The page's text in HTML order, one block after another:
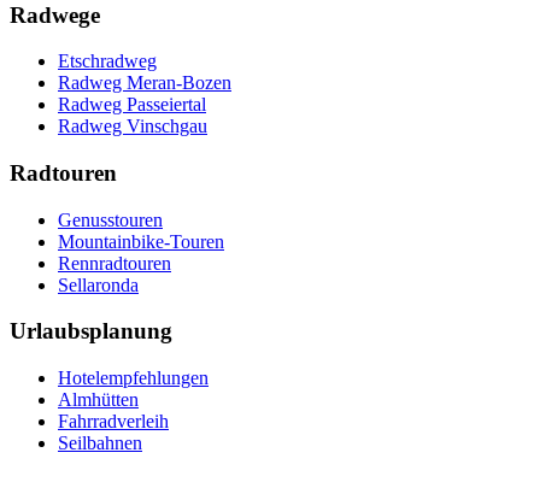
Radwege
Etschradweg
Radweg Meran-Bozen
Radweg Passeiertal
Radweg Vinschgau
Radtouren
Genusstouren
Mountainbike-Touren
Rennradtouren
Sellaronda
Urlaubsplanung
Hotelempfehlungen
Almhütten
Fahrradverleih
Seilbahnen